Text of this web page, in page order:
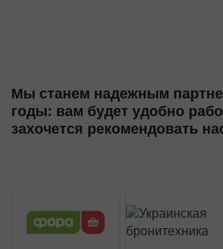
Мы станем надежным
годы: вам будет удобно
захочется рекомендовать